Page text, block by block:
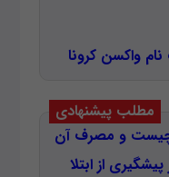
واکسن کرونا
مطلب پیشنهادی
و مصرف آن
از ابتلا